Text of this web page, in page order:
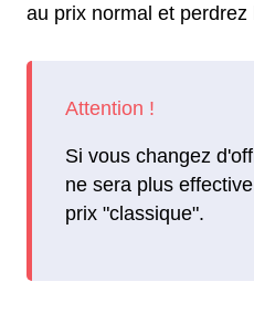
au prix normal et perdrez
Si vous changez
ne sera plus
prix "classique".